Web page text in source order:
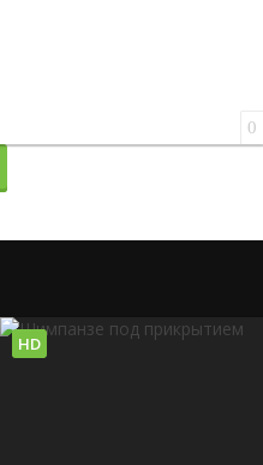
0
HD